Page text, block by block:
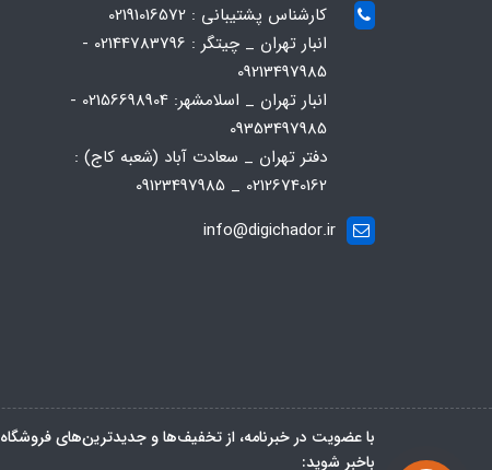
کارشناس پشتیبانی : 02191016572
انبار تهران _ چیتگر : 02144783796 -
09213497985
انبار تهران _ اسلامشهر: 02156698904 -
09353497985
دفتر تهران _ سعادت آباد (شعبه کاج) :
02126740162 _ 09123497985
info@digichador.ir
با عضویت در خبرنامه، از تخفیف‌ها و جدیدترین‌های فروشگاه
باخبر شوید: